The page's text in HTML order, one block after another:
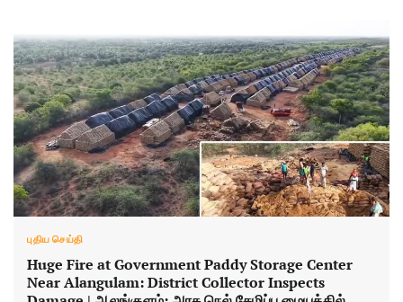
புதிய செய்தி
Huge Fire at Government Paddy Storage Center
Near Alangulam: District Collector Inspects